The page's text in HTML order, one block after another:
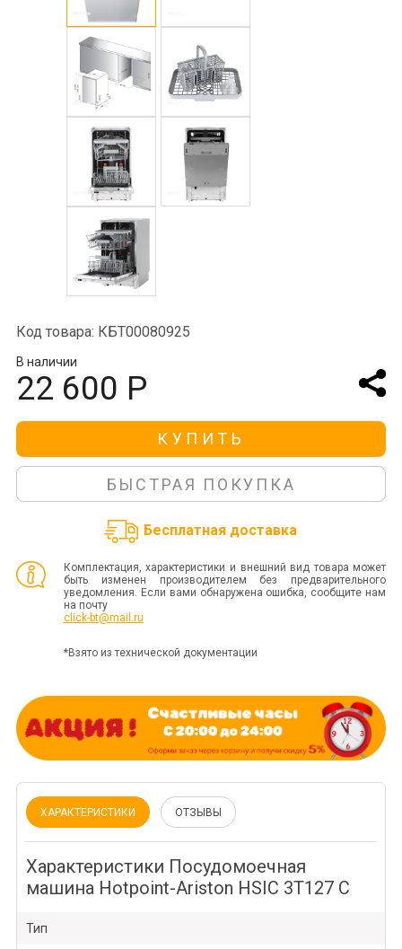
Код товара: КБТ00080925
В наличии
22 600 Р
КУПИТЬ
БЫСТРАЯ ПОКУПКА
Бесплатная доставка
Комплектация, характеристики и внешний вид товара может
быть изменен производителем без предварительного
уведомления. Если вами обнаружена ошибка, сообщите нам
на почту
click-bt@mail.ru
*Взято из технической документации
ХАРАКТЕРИСТИКИ ОТЗЫВЫ
Характеристики Посудомоечная
машина Hotpoint-Ariston HSIC 3T127 C
Тип